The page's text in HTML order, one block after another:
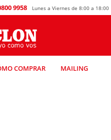
COMPRAR MAILING
9958 Lunes a Viernes de 8:00 a 18:00